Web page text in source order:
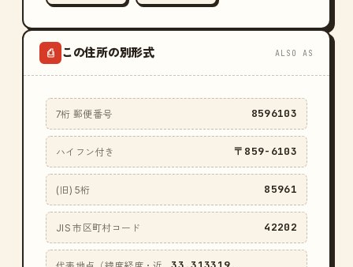
⎙ この住所の別形式 ALSO AS
7桁 郵便番号 8596103
ハイフン付き 〒859-6103
(旧) 5桁 85961
JIS 市区町村コード 42202